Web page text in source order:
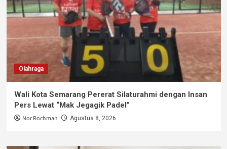
Olahraga
Wali Kota Semarang Pererat Silaturahmi dengan Insan
Pers Lewat “Mak Jegagik Padel”
Nor Rochman Agustus 8, 2026